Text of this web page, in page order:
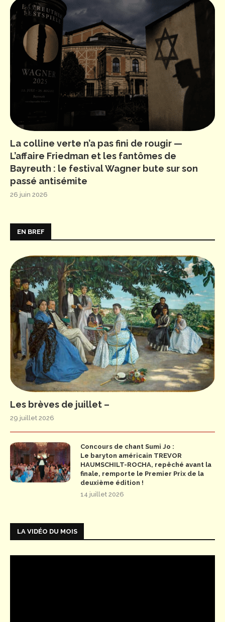
La colline verte n’a pas fini de rougir —
L’affaire Friedman et les fantômes de
Bayreuth : le festival Wagner bute sur son
passé antisémite
26 juin 2026
EN BREF
Les brèves de juillet –
29 juillet 2026
Concours de chant Sumi Jo :
Le baryton américain TREVOR
HAUMSCHILT-ROCHA, repêché avant la
finale, remporte le Premier Prix de la
deuxième édition !
14 juillet 2026
LA VIDÉO DU MOIS